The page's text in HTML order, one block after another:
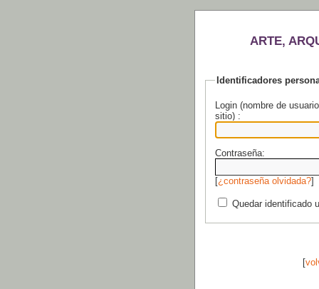
ARTE,
Identificadores
Login (nombre de
sitio) :
Contraseña:
[¿contraseña olvidada?]
Quedar identificado
[